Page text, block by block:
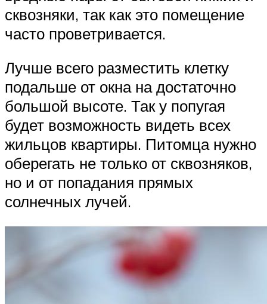
сквозняки, так как это помещение
часто проветривается.
Лучше всего разместить клетку
подальше от окна на достаточно
большой высоте. Так у попугая
будет возможность видеть всех
жильцов квартиры. Питомца нужно
оберегать не только от сквозняков,
но и от попадания прямых
солнечных лучей.